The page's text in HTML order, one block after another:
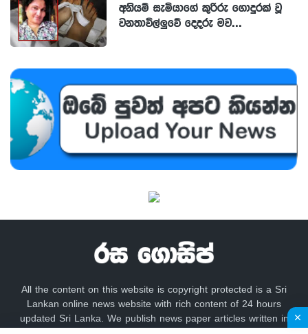
අනියම් සැමියාගේ කුරිරු ගොදුරක් වූ
වනතාවිල්ලුවේ දෙදරු මව...
All the content on this website is copyright protected is a Sri
Lankan online news website with rich content of 24 hours
updated Sri Lanka. We publish news paper articles written in